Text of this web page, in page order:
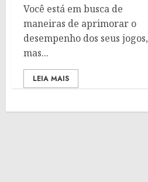
Você está em busca de
maneiras de aprimorar o
desempenho dos seus jogos,
mas...
LEIA MAIS